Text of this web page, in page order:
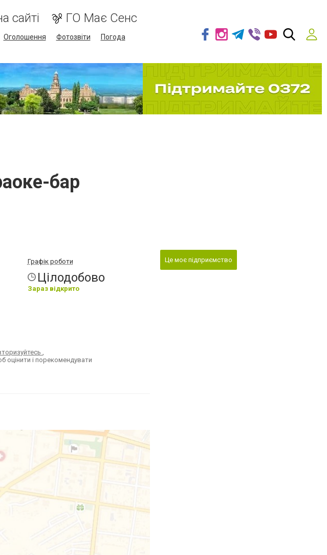
сайті ГО Має Сенс
Оголошення Фотозвіти
Погода
бар
Графік роботи
Цілодобово
Зараз відкрито
,
оцінити і порекомендувати
Це моє підприємство